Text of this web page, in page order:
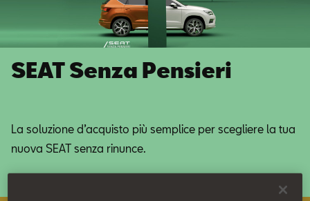
Offerte
Service
SEAT Senza Pensieri
La soluzione d’acquisto più semplice per scegliere la tua
nuova SEAT senza rinunce.